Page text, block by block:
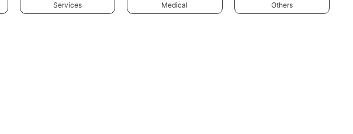
Services Medical Others